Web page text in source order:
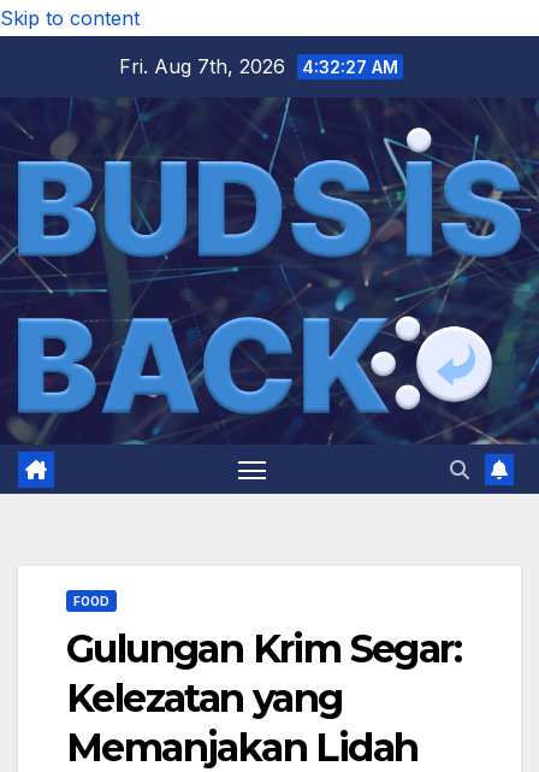
Skip to content
Fri. Aug 7th, 2026
4:32:28 AM
FOOD
Gulungan Krim Segar:
Kelezatan yang
Memanjakan Lidah